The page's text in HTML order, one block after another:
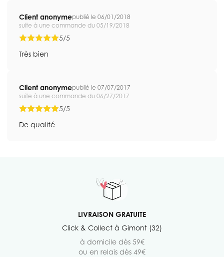
Client anonymepublié le 06/01/2018
suite à une commande du 05/19/2018
5/5
Très bien
Client anonymepublié le 07/07/2017
suite à une commande du 06/27/2017
5/5
De qualité
LIVRAISON GRATUITE
Click & Collect à Gimont (32)
à domicile dès 59€
ou en relais dès 49€